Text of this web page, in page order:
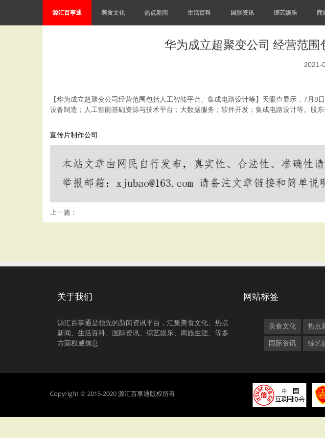
源汇百事通 美食文化 热点新闻 生活百科 国际资讯 综艺娱乐 商
华为成立超聚变公司 经营范
2021-
【华为成立超聚变公司经营范围包括人工智能平台、集成电路设计等】天眼查显示，7月
设备制造；人工智能基础资源与技术平台；大数据服务；软件开发；集成电路设计等。股
宣传片制作公司
上一篇：
关于我们
源汇百事通是领先的新闻资讯平台，汇集美食文化、热点
新闻、生活百科、国际资讯、综艺娱乐、商旅生涯、等多
方面权威信息
网站标签
美食文化 热点
国际资讯 综艺
Copyright © 2015-2020 源汇百事通版权所有